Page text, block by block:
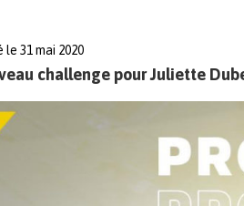
le 31 mai 2020
challenge pour Juliette